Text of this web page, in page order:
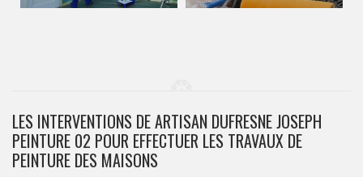
LES INTERVENTIONS DE ARTISAN DUFRESNE JOSEPH
PEINTURE 02 POUR EFFECTUER LES TRAVAUX DE
PEINTURE DES MAISONS